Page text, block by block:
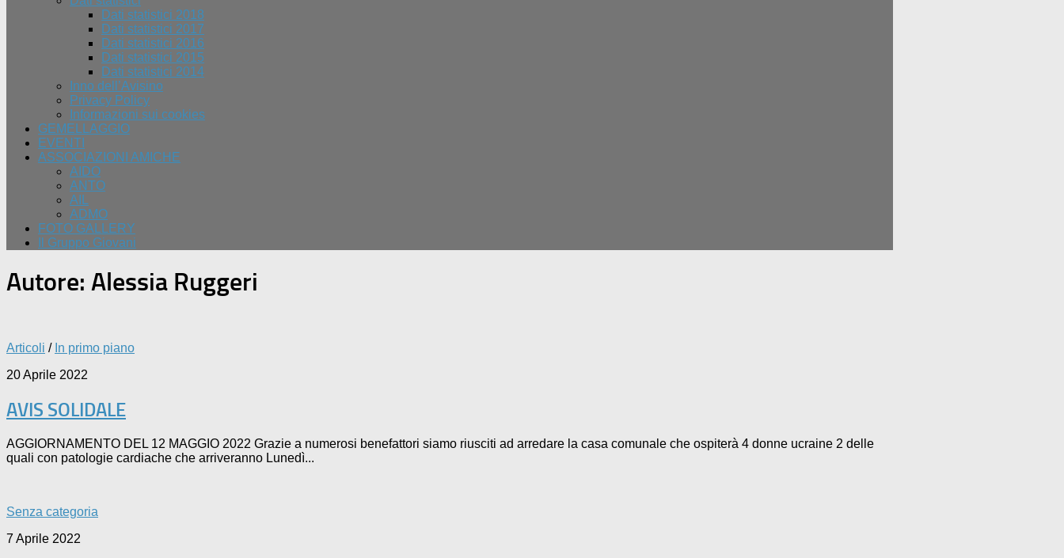
Dati statistici 2018
Dati statistici 2017
Dati statistici 2016
Dati statistici 2015
Dati statistici 2014
Inno dell’Avisino
Privacy Policy
Informazioni sui cookies
GEMELLAGGIO
EVENTI
ASSOCIAZIONI AMICHE
AIDO
ANTO
AIL
ADMO
FOTO GALLERY
Il Gruppo Giovani
Autore: Alessia Ruggeri
Articoli / In primo piano
20 Aprile 2022
AVIS SOLIDALE
AGGIORNAMENTO DEL 12 MAGGIO 2022 Grazie a numerosi benefattori siamo riusciti ad arredare la casa comunale che ospiterà 4 donne ucraine 2 delle
quali con patologie cardiache che arriveranno Lunedì...
Senza categoria
7 Aprile 2022